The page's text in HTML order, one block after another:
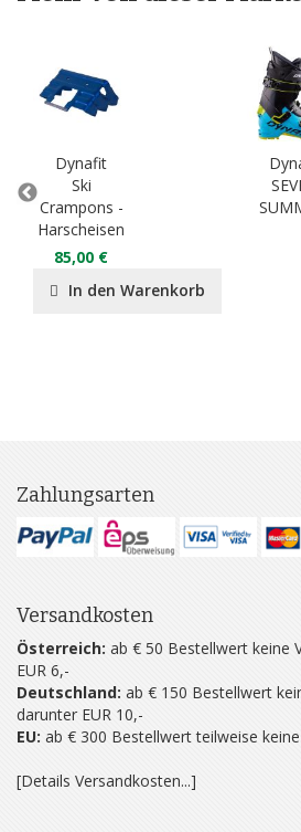
Dynafit
Ski
Crampons -
Harscheisen
85,00 €
In den Warenkorb
Zahlungsarten
Versandkosten
Österreich: ab € 50 Bestellwert keine
EUR 6,-
Deutschland: ab € 150 Bestellwert
darunter EUR 10,-
EU: ab € 300 Bestellwert teilweise
[Details Versandkosten...]